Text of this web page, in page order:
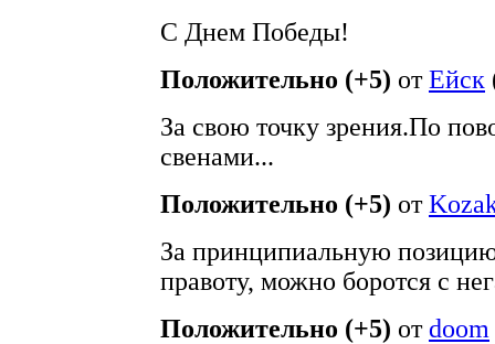
С Днем Победы!
Положительно (+5) отЕйск
За свою точку зрения.По
свенами...
Положительно (+5) от
За принципиальную
правоту, можно боротся с
Положительно (+5) отdoom